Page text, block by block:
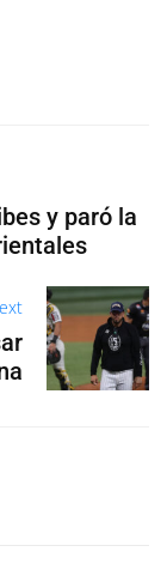
y paró la